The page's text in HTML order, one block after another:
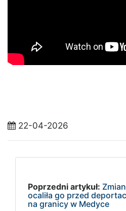
22-04-2026
Poprzedni artykuł:
ocaliła go przed
na granicy w Medyce